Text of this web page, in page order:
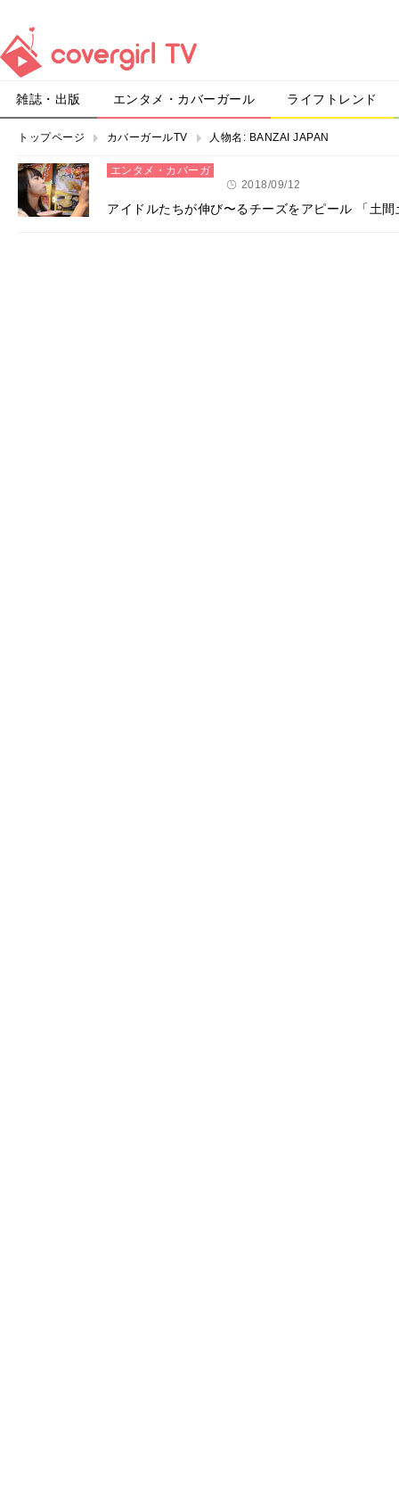
雑誌・出版 エンタメ・カバーガール ライフトレンド
トップページ カバーガールTV 人物名: BANZAI JAPAN
エンタメ・カバーガ
2018/09/12
アイドルたちが伸び〜るチーズをアピール 「土